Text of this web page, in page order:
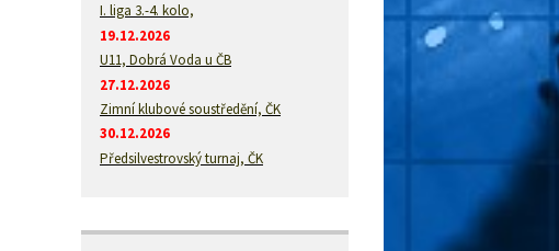
I. liga 3.-4. kolo,
19.12.2026
U11, Dobrá Voda u ČB
27.12.2026
Zimní klubové soustředění, ČK
30.12.2026
Předsilvestrovský turnaj, ČK